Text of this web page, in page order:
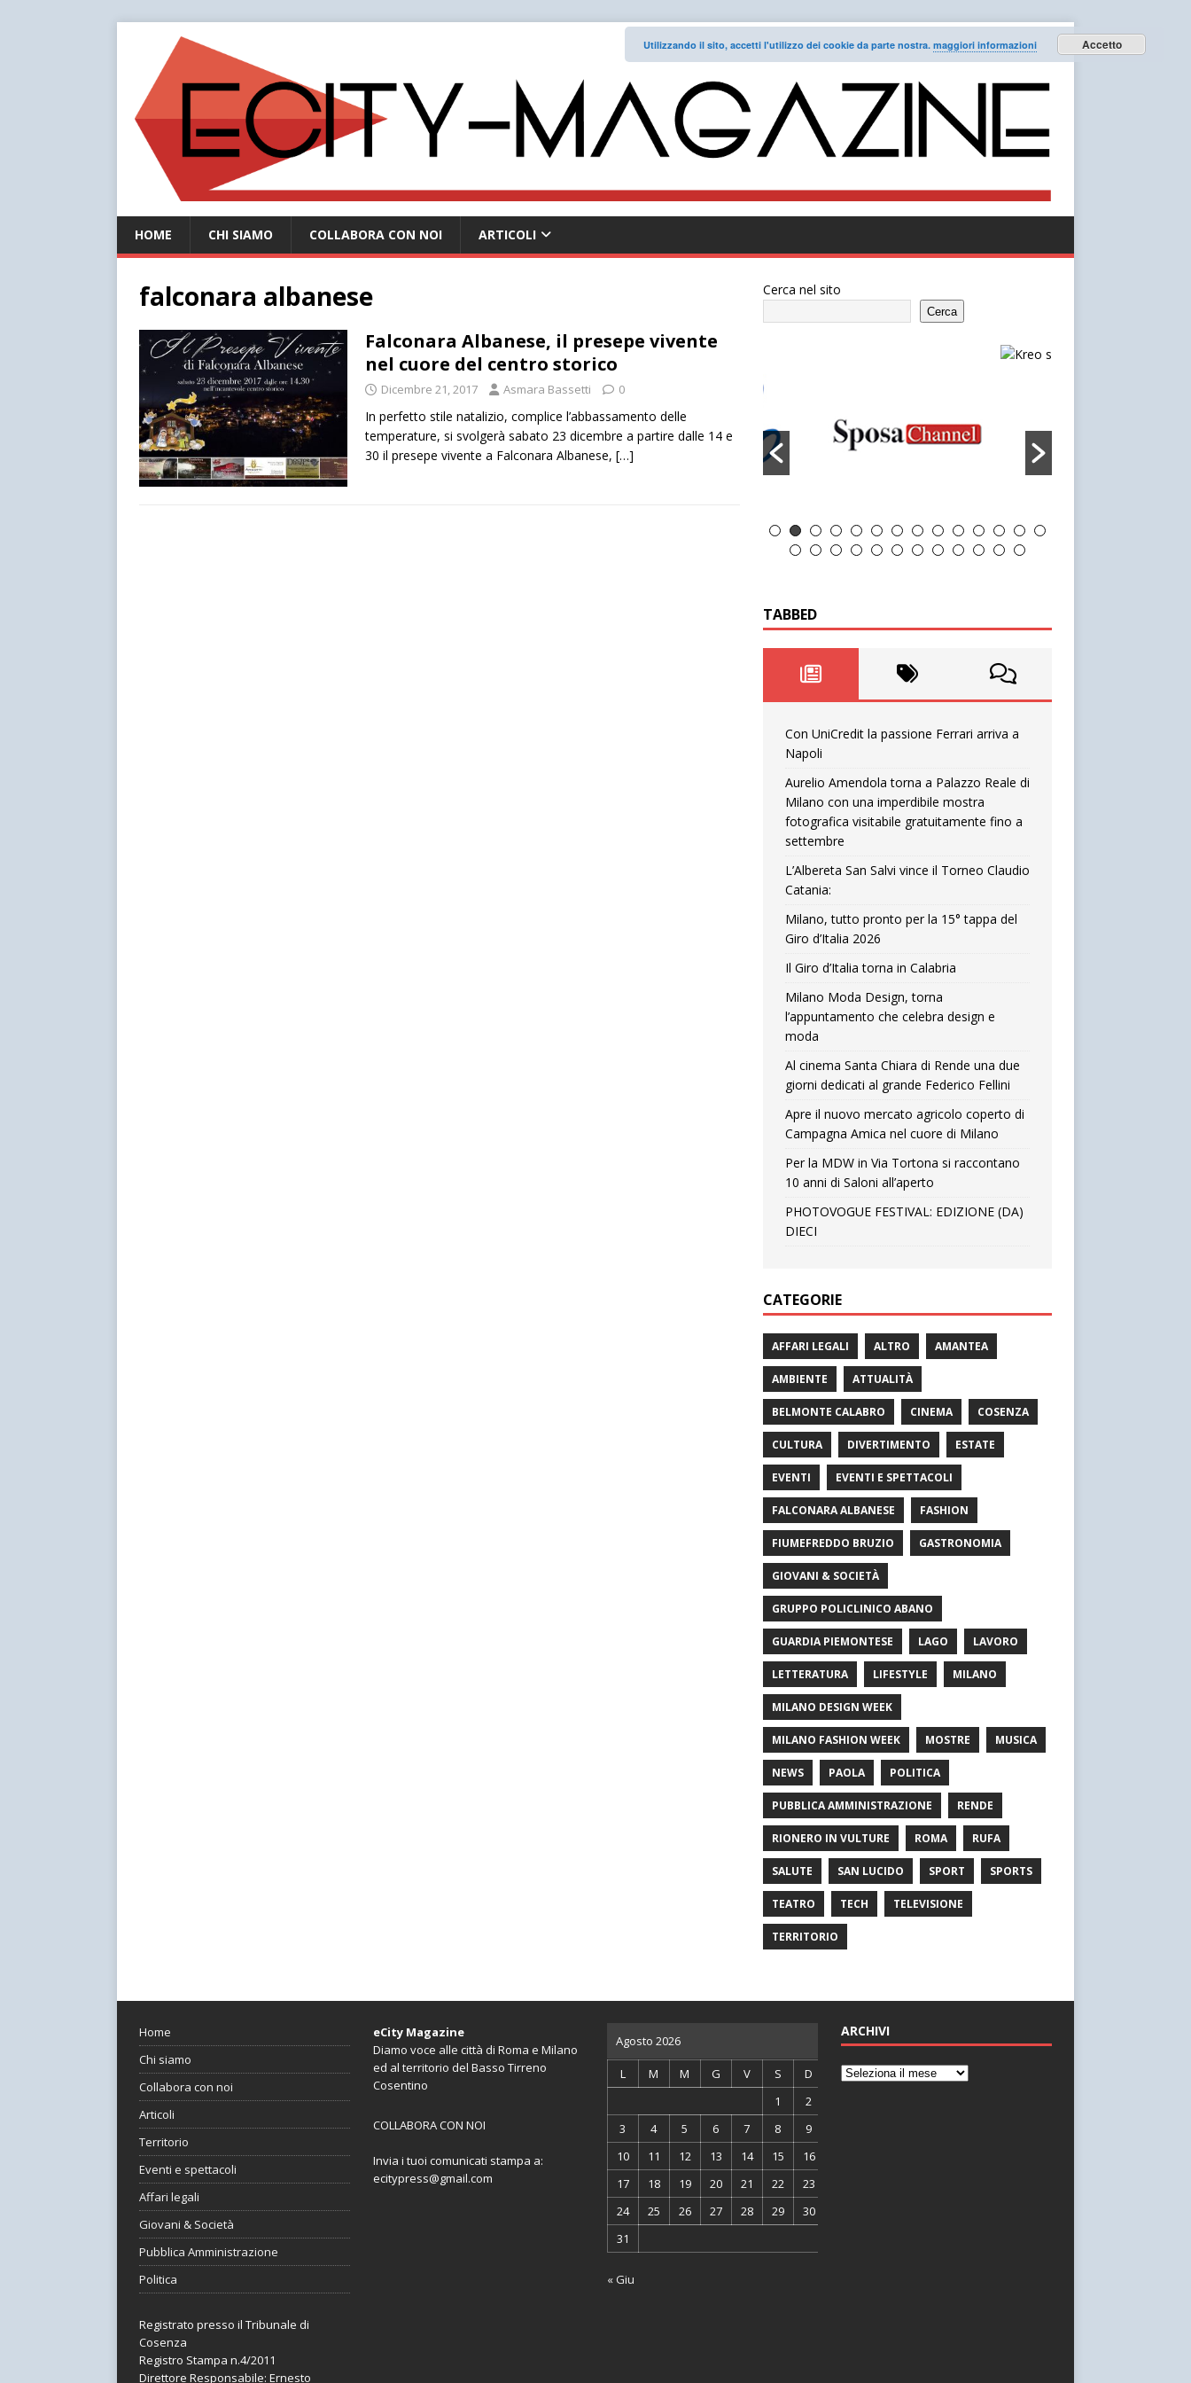
HOME CHI SIAMO COLLABORA CON NOI ARTICOLI
falconara albanese
Falconara Albanese, il presepe vivente
nel cuore del centro storico
Dicembre 21, 2017 Asmara Bassetti 0
In perfetto stile natalizio, complice l’abbassamento delle
temperature, si svolgerà sabato 23 dicembre a partire dalle 14 e
30 il presepe vivente a Falconara Albanese, […]
Cerca nel sito
Cerca
TABBED
Con UniCredit la passione Ferrari arriva a
Napoli
Aurelio Amendola torna a Palazzo Reale di
Milano con una imperdibile mostra
fotografica visitabile gratuitamente fino a
settembre
L’Albereta San Salvi vince il Torneo Claudio
Catania:
Milano, tutto pronto per la 15° tappa del
Giro d’Italia 2026
Il Giro d’Italia torna in Calabria
Milano Moda Design, torna
l’appuntamento che celebra design e
moda
Al cinema Santa Chiara di Rende una due
giorni dedicati al grande Federico Fellini
Apre il nuovo mercato agricolo coperto di
Campagna Amica nel cuore di Milano
Per la MDW in Via Tortona si raccontano
10 anni di Saloni all’aperto
PHOTOVOGUE FESTIVAL: EDIZIONE (DA)
DIECI
CATEGORIE
AFFARI LEGALI ALTRO AMANTEA
AMBIENTE ATTUALITÀ
BELMONTE CALABRO CINEMA COSENZA
CULTURA DIVERTIMENTO ESTATE
EVENTI EVENTI E SPETTACOLI
FALCONARA ALBANESE FASHION
FIUMEFREDDO BRUZIO GASTRONOMIA
GIOVANI & SOCIETÀ
GRUPPO POLICLINICO ABANO
GUARDIA PIEMONTESE LAGO LAVORO
LETTERATURA LIFESTYLE MILANO
MILANO DESIGN WEEK
MILANO FASHION WEEK MOSTRE MUSICA
NEWS PAOLA POLITICA
PUBBLICA AMMINISTRAZIONE RENDE
RIONERO IN VULTURE ROMA RUFA
SALUTE SAN LUCIDO SPORT SPORTS
TEATRO TECH TELEVISIONE
TERRITORIO
Home
Chi siamo
Collabora con noi
Articoli
Territorio
Eventi e spettacoli
Affari legali
Giovani & Società
Pubblica Amministrazione
Politica
Registrato presso il Tribunale di
Cosenza
Registro Stampa n.4/2011
Direttore Responsabile: Ernesto
eCity Magazine
Diamo voce alle città di Roma e Milano
ed al territorio del Basso Tirreno
Cosentino
COLLABORA CON NOI
Invia i tuoi comunicati stampa a:
ecitypress@gmail.com
Agosto 2026
L M M G V S
D
1
2
3
4 5 6 7 8
9
10
11 12 13 14 15
16
17
18 19 20 21 22
23
24
25 26 27 28 29
30
31
« Giu
ARCHIVI
Utilizzando il sito, accetti l'utilizzo dei cookie da parte nostra. maggiori informazioni Accetto